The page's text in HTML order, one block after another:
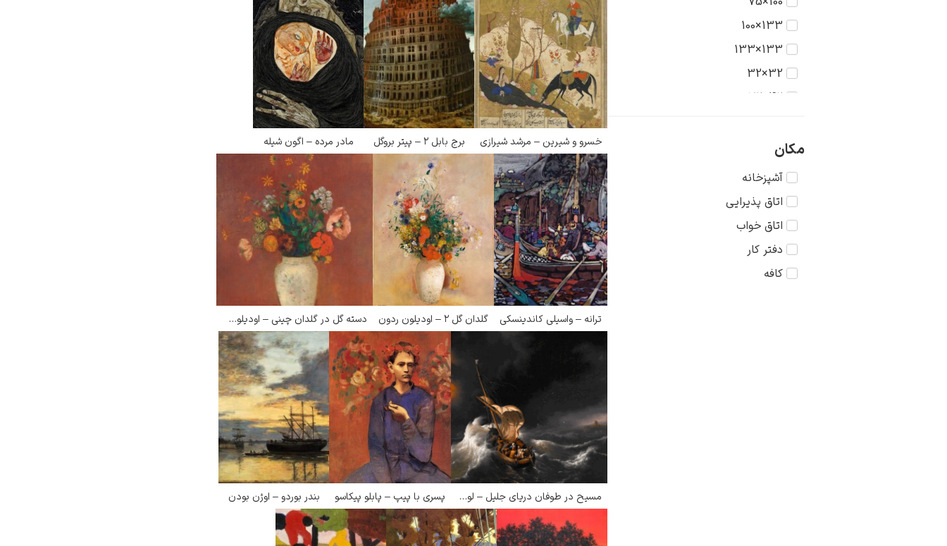
آرتور فرانک ماتیوس
آرتور همینگ
آرچیبالد موتلی
آردنگو سوفیچی
آرون وستربرگ
آریستارخ لنتولوف
آکیله پریلی
آکیله فورمیس
آگوستوس جان
آگوستوس لئوپولد
133×100
133×133
32×32
42×32
56×42
56×56
75×56
75×75
مکان
آشپزخانه
اتاق پذیرایی
اتاق خواب
دفتر کار
کافه
خسرو و شیرین – مرشد شیرازی برج بابل ۲ – پیتر بروگل مادر مرده – اگون شیله
ترانه – واسیلی کاندینسکی گلدان گل ۲ – اودیلون ردون دسته گل در گلدان چینی – اودیلون ردون
مسیح در طوفان دریای جلیل – لودولف باکایزن پسری با پیپ – پابلو پیکاسو بندر بوردو – اوژن بودن